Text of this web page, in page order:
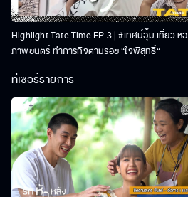
Highlight Tate Time EP.3 | #เทศน์อุ้ม เที่ยว หอ
ภาพยนตร์ ทำภารกิจตามรอย “ใจพิสุทธิ์“
ทีเซอร์รายการ